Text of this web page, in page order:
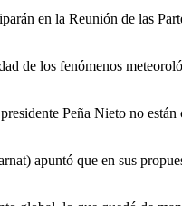
en la Reunión de las
de los fenómenos
Peña Nieto no
apuntó que en sus